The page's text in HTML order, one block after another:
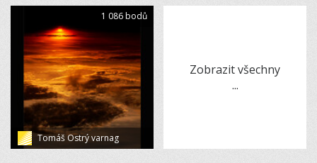
Tomáš Ostrý varnag
1 086 bodů
Zobrazit všechny
...